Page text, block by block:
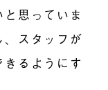
思っていま
スタッフが
るようにす